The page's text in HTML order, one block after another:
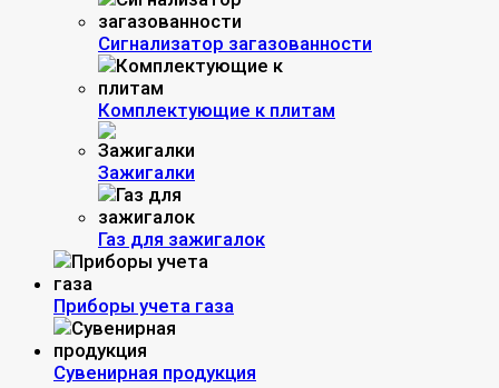
Сигнализатор загазованности
Комплектующие к плитам
Зажигалки
Газ для зажигалок
Приборы учета газа
Сувенирная продукция